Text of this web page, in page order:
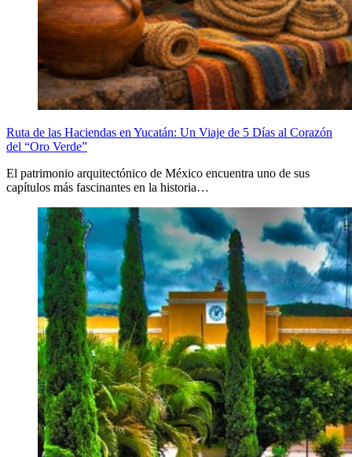
Ruta de las Haciendas en Yucatán: Un Viaje de 5 Días al Corazón
del “Oro Verde”
El patrimonio arquitectónico de México encuentra uno de sus
capítulos más fascinantes en la historia…